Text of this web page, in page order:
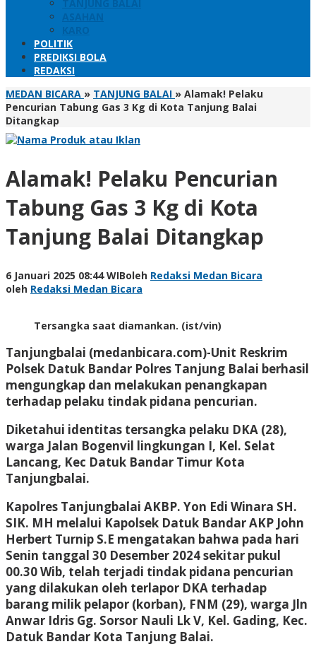
TANJUNG BALAI
ASAHAN
KARO
POLITIK
PREDIKSI BOLA
REDAKSI
MEDAN BICARA » TANJUNG BALAI » Alamak! Pelaku
Pencurian Tabung Gas 3 Kg di Kota Tanjung Balai
Ditangkap
Alamak! Pelaku Pencurian
Tabung Gas 3 Kg di Kota
Tanjung Balai Ditangkap
6 Januari 2025 08:44 WIBoleh Redaksi Medan Bicara
oleh Redaksi Medan Bicara
Tersangka saat diamankan. (ist/vin)
Tanjungbalai (medanbicara.com)-Unit Reskrim
Polsek Datuk Bandar Polres Tanjung Balai berhasil
mengungkap dan melakukan penangkapan
terhadap pelaku tindak pidana pencurian.
Diketahui identitas tersangka pelaku DKA (28),
warga Jalan Bogenvil lingkungan I, Kel. Selat
Lancang, Kec Datuk Bandar Timur Kota
Tanjungbalai.
Kapolres Tanjungbalai AKBP. Yon Edi Winara SH.
SIK. MH melalui Kapolsek Datuk Bandar AKP John
Herbert Turnip S.E mengatakan bahwa pada hari
Senin tanggal 30 Desember 2024 sekitar pukul
00.30 Wib, telah terjadi tindak pidana pencurian
yang dilakukan oleh terlapor DKA terhadap
barang milik pelapor (korban), FNM (29), warga Jln
Anwar Idris Gg. Sorsor Nauli Lk V, Kel. Gading, Kec.
Datuk Bandar Kota Tanjung Balai.